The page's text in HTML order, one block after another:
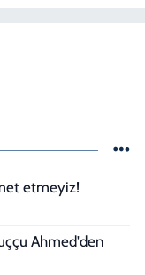
etmeyiz!
Ahmed'den